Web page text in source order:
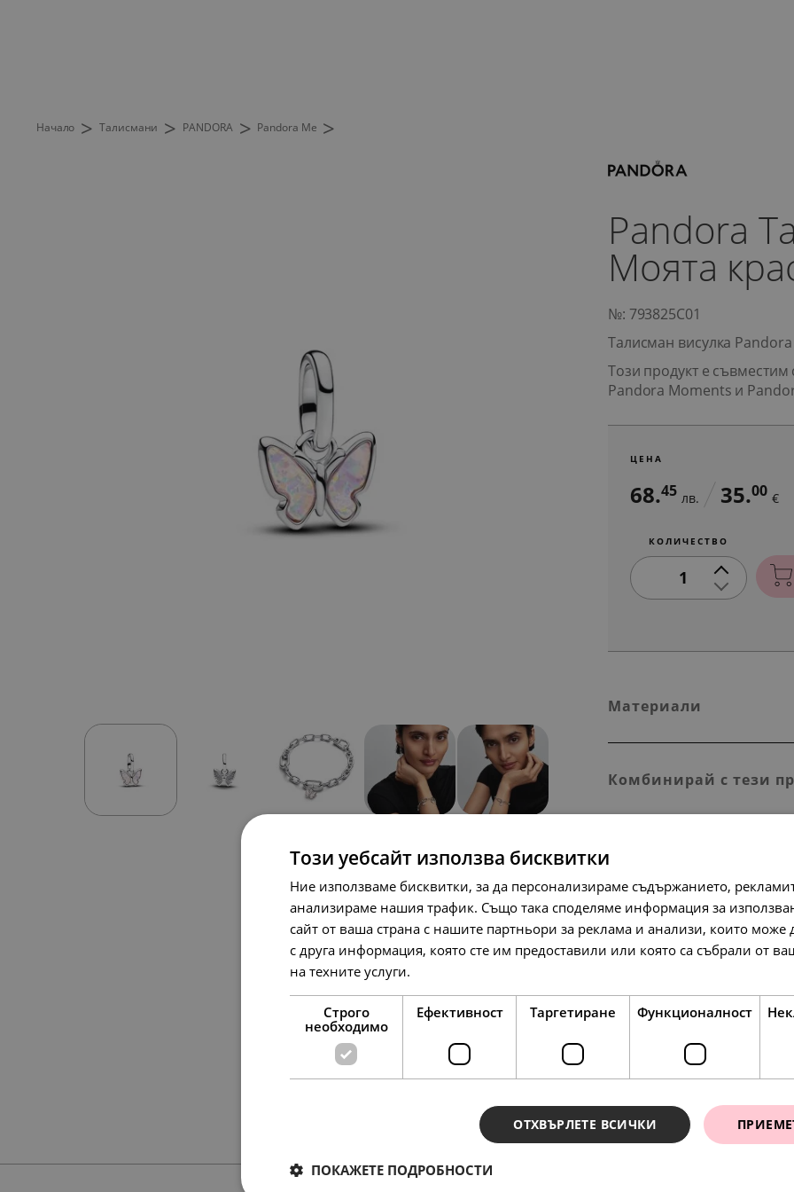
Начало > Талисмани > PANDORA > Pandora Me >
Pandora
Моята
№: 793825C01
Талисман висулка
Този продукт е
Pandora Moments и
ЦЕНА
68.45 лв. 35.00 €
КОЛИЧЕСТВО
1
Материали
Комбинирай с тези
51.00 €
Този уебсайт използва бисквитки
Ние използваме бисквитки, за да персонализираме съдържанието,
анализираме нашия трафик. Също така споделяме информация за
сайт от ваша страна с нашите партньори за реклама и анализи, които може
с друга информация, която сте им предоставили или която са събрали от
на техните услуги.
Строго
необходимо
Ефективност Таргетиране Функционалност
ОТХВЪРЛЕТЕ ВСИЧКИ
ПОКАЖЕТЕ ПОДРОБНОСТИ